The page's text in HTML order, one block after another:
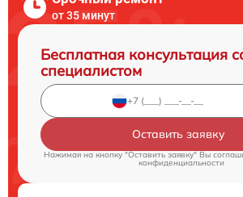
от 35 минут
Бесплатная консультация
специалистом
Оставить заявку
Нажимая на кнопку "Оставить заявку" Вы
конфиденциальности